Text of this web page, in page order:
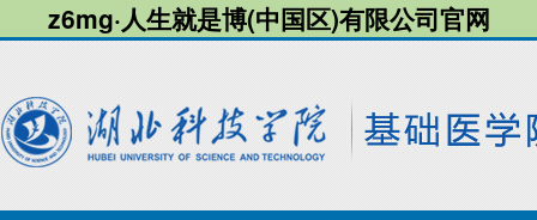
z6mg·人生就是博(中国区)有限公司官网